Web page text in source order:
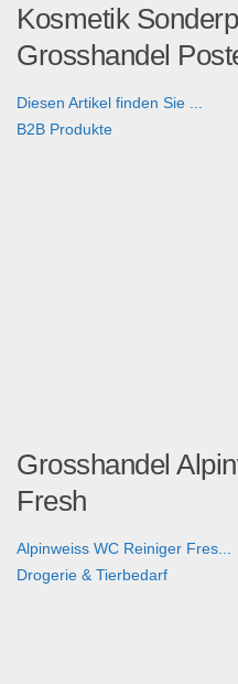
Kosmetik
Grosshandel
Diesen Artikel finden Sie ...
B2B Produkte
Grosshandel
Fresh
Alpinweiss WC Reiniger Fres...
Drogerie & Tierbedarf